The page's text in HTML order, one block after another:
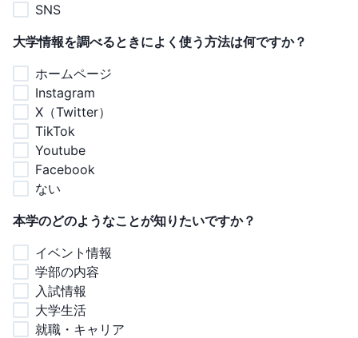
SNS
大学情報を調べるときによく使う方法は何ですか？
ホームページ
Instagram
X（Twitter）
TikTok
Youtube
Facebook
ない
本学のどのようなことが知りたいですか？
イベント情報
学部の内容
入試情報
大学生活
就職・キャリア